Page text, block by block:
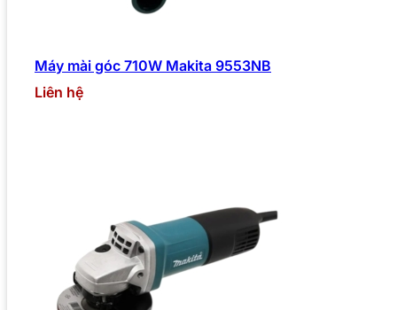
Máy mài góc 710W Makita 9553NB
Liên hệ